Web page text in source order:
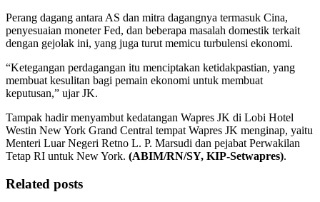
Perang dagang antara AS dan mitra dagangnya termasuk Cina,
penyesuaian moneter Fed, dan beberapa masalah domestik terkait
dengan gejolak ini, yang juga turut memicu turbulensi ekonomi.
“Ketegangan perdagangan itu menciptakan ketidakpastian, yang
membuat kesulitan bagi pemain ekonomi untuk membuat
keputusan,” ujar JK.
Tampak hadir menyambut kedatangan Wapres JK di Lobi Hotel
Westin New York Grand Central tempat Wapres JK menginap, yaitu
Menteri Luar Negeri Retno L. P. Marsudi dan pejabat Perwakilan
Tetap RI untuk New York. (ABIM/RN/SY, KIP-Setwapres).
Related posts